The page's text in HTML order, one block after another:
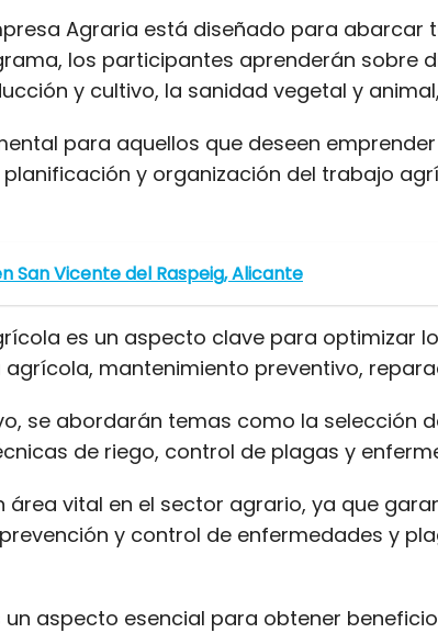
Agraria está diseñado para
los participantes aprenderán sobre
y cultivo, la sanidad vegetal y
para aquellos que deseen
y organización del trabajo
San Vicente del Raspeig, Alicante
es un aspecto clave para optimizar
mantenimiento preventivo,
se abordarán temas como la selección
de riego, control de plagas y
área vital en el sector agrario, ya que
y control de enfermedades y
aspecto esencial para obtener